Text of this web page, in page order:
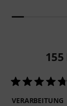
155
VERARBEITUNG